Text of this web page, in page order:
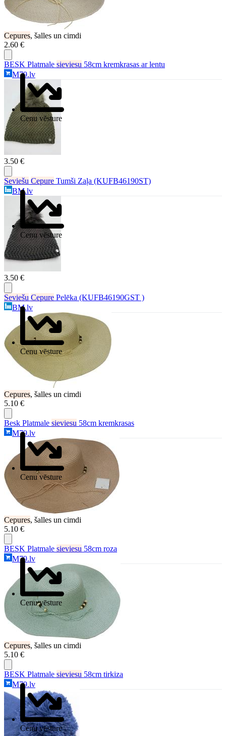
Cepures, šalles un cimdi
2.60 €
Cenu vēsture
BESK Platmale sieviesu 58cm kremkrasas ar lentu
M79.lv
3.50 €
Cenu vēsture
Seviešu Cepure Tumši Zaļa (KUFB46190ST)
BM.lv
3.50 €
Cenu vēsture
Seviešu Cepure Pelēka (KUFB46190GST )
BM.lv
Cepures, šalles un cimdi
5.10 €
Cenu vēsture
Besk Platmale sieviesu 58cm kremkrasas
M79.lv
Cepures, šalles un cimdi
5.10 €
Cenu vēsture
BESK Platmale sieviesu 58cm roza
M79.lv
Cepures, šalles un cimdi
5.10 €
Cenu vēsture
BESK Platmale sieviesu 58cm tirkiza
M79.lv